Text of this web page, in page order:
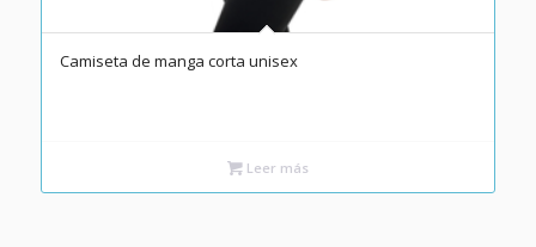
Camiseta de manga corta unisex
Leer más